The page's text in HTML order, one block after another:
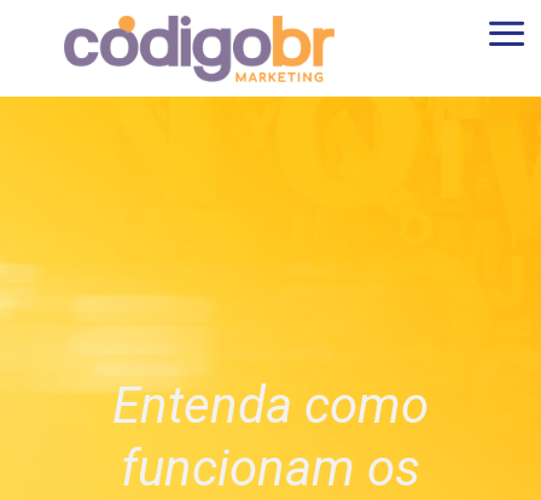
Entenda como
funcionam os